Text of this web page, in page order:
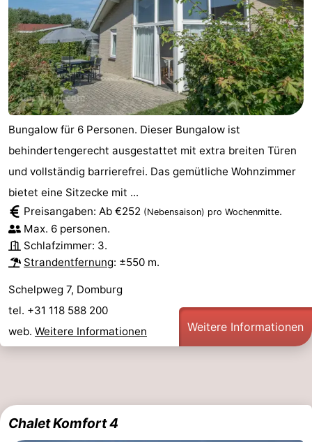
Bungalow für 6 Personen. Dieser Bungalow ist
behindertengerecht ausgestattet mit extra breiten Türen
und vollständig barrierefrei. Das gemütliche Wohnzimmer
bietet eine Sitzecke mit ...
Preisangaben: Ab €252 (Nebensaison) pro Wochenmitte.
Max. 6 personen.
Schlafzimmer: 3.
Strandentfernung: ±550 m.
Schelpweg 7, Domburg
tel. +31 118 588 200
web. Weitere Informationen Weitere Informationen
Chalet Komfort 4